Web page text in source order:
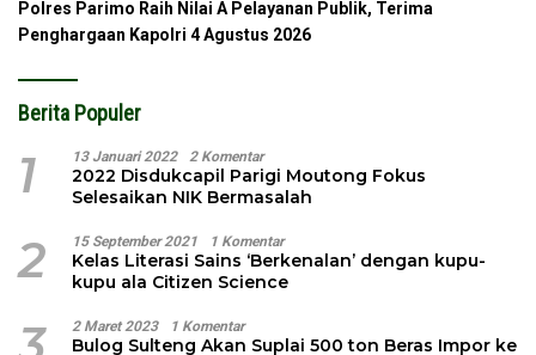
Polres Parimo Raih Nilai A Pelayanan Publik, Terima
Penghargaan Kapolri 4 Agustus 2026
Berita Populer
1 13 Januari 2022 2 Komentar
2022 Disdukcapil Parigi Moutong Fokus
Selesaikan NIK Bermasalah
2 15 September 2021 1 Komentar
Kelas Literasi Sains ‘Berkenalan’ dengan kupu-
kupu ala Citizen Science
2 Maret 2023 1 Komentar
Bulog Sulteng Akan Suplai 500 ton Beras Impor ke